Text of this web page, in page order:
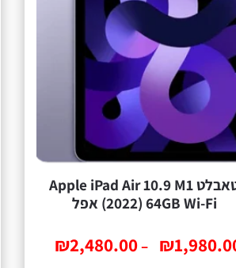
טאבלט Apple iPad Air 10.9 M1
(2022) 64GB Wi-Fi אפל
₪
–
₪2,480.00